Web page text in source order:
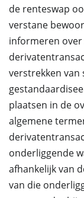
de renteswap
verstane
informeren over
verstrekken van
plaatsen in de
algemene
onderliggende
afhankelijk van
van die